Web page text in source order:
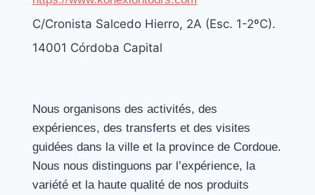
C/Cronista Salcedo Hierro, 2A (Esc. 1-2ºC).
14001 Córdoba Capital
Nous organisons des activités, des
expériences, des transferts et des visites
guidées dans la ville et la province de Cordoue.
Nous nous distinguons par l’expérience, la
variété et la haute qualité de nos produits